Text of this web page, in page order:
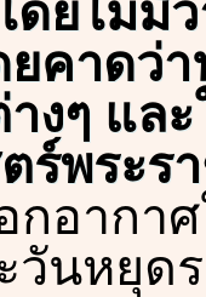
ดยไม่มี
ยคาดว่
งๆ แล
ร์พระ
กอากา
นหยุด